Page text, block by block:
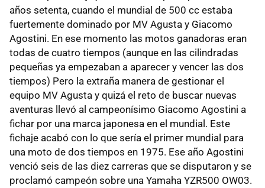
años setenta, cuando el mundial de 500 cc estaba
fuertemente dominado por MV Agusta y Giacomo
Agostini. En ese momento las motos ganadoras eran
todas de cuatro tiempos (aunque en las cilindradas
pequeñas ya empezaban a aparecer y vencer las dos
tiempos) Pero la extraña manera de gestionar el
equipo MV Agusta y quizá el reto de buscar nuevas
aventuras llevó al campeonísimo Giacomo Agostini a
fichar por una marca japonesa en el mundial. Este
fichaje acabó con lo que sería el primer mundial para
una moto de dos tiempos en 1975. Ese año Agostini
venció seis de las diez carreras que se disputaron y se
proclamó campeón sobre una Yamaha YZR500 OW03.